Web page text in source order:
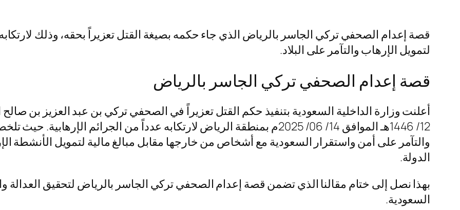
قصة إعدام الصحفي تركي الجاسر بالرياض الذي جاء حكمه بصيغة القتل تعزيراً بحقه، وذلك لارتكابه
لتمويل الإرهاب والتآمر على البلاد.
قصة إعدام الصحفي تركي الجاسر بالرياض
12/ 1446هـ الموافق 14/ 06/ 2025م بمنطقة الرياض لارتكابه عدداً من الجرائم
والتآمر على أمن واستقرار السعودية مع أشخاص من خارجها مقابل مبالغ مالية لتمويل الأنشطة
الدولة.
بهذا نصل إلى ختام مقالنا الذي تضمن قصة إعدام الصحفي تركي الجاسر بالرياض لتحقيق العدالة
السعودية.